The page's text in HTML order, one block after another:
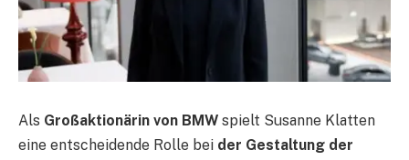
Als Großaktionärin von BMW spielt Susanne Klatten
eine entscheidende Rolle bei der Gestaltung der